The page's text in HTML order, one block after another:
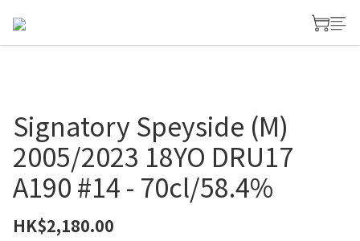
Signatory Speyside (M)
2005/2023 18YO DRU17
A190 #14 - 70cl/58.4%
HK$2,180.00